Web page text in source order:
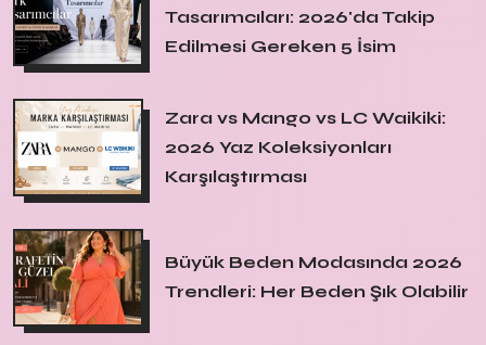
Tasarımcıları: 2026'da Takip
Edilmesi Gereken 5 İsim
Zara vs Mango vs LC Waikiki:
2026 Yaz Koleksiyonları
Karşılaştırması
Büyük Beden Modasında 2026
Trendleri: Her Beden Şık Olabilir